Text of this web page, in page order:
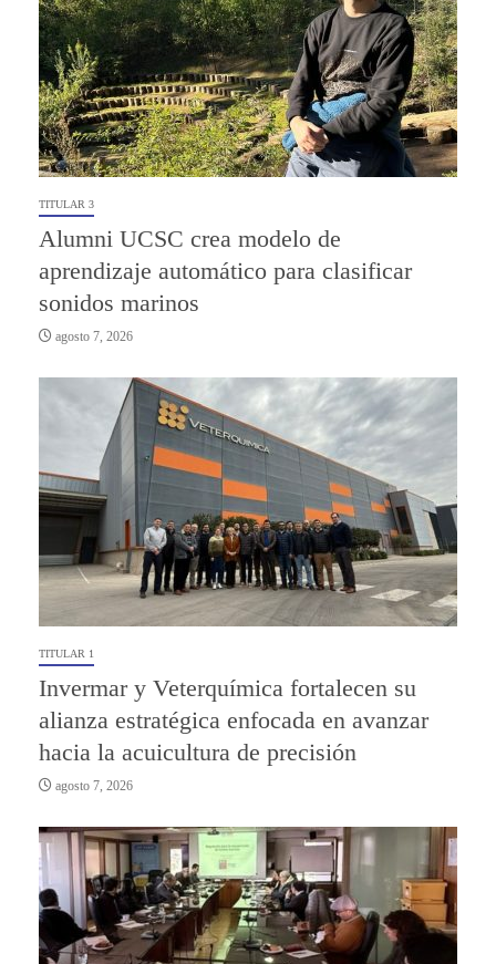
TITULAR 3
Alumni UCSC crea modelo de
aprendizaje automático para clasificar
sonidos marinos
agosto 7, 2026
TITULAR 1
Invermar y Veterquímica fortalecen su
alianza estratégica enfocada en avanzar
hacia la acuicultura de precisión
agosto 7, 2026